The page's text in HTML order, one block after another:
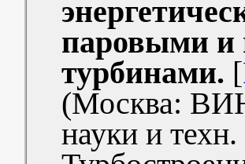
рубежом.
паровыми и
турбинами. [
(Москва:
науки и